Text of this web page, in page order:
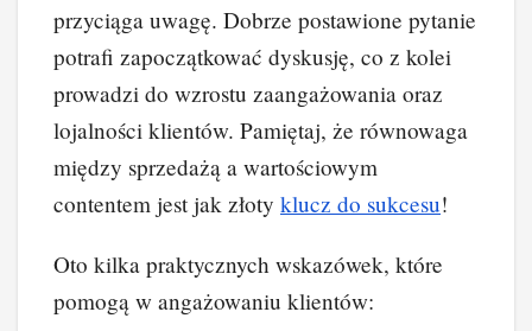
przyciąga uwagę. Dobrze postawione pytanie
potrafi zapoczątkować dyskusję, co z kolei
prowadzi do wzrostu zaangażowania oraz
lojalności klientów. Pamiętaj, że równowaga
między sprzedażą a wartościowym
contentem jest jak złoty klucz do sukcesu!
Oto kilka praktycznych wskazówek, które
pomogą w angażowaniu klientów: